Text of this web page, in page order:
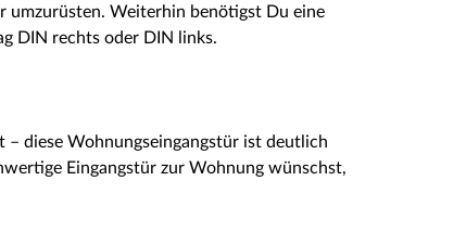
umzurüsten. Weiterhin benötigst Du eine
DIN rechts oder DIN links.
– diese Wohnungseingangstür ist deutlich
Eingangstür zur Wohnung wünschst,